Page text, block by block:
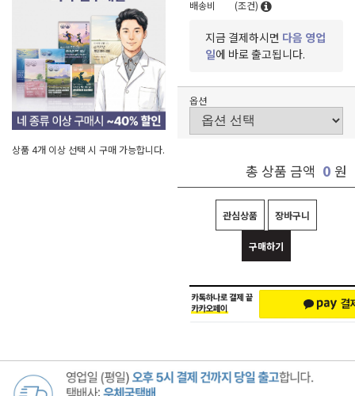
상품 4개 이상 선택 시 구매 가능합니다.
배송비
(조건)
지금 결제하시면 다음 영업
일에 바로 출고됩니다.
옵션
총 상품 금액 0 원
관심상품 장바구니
구매하기